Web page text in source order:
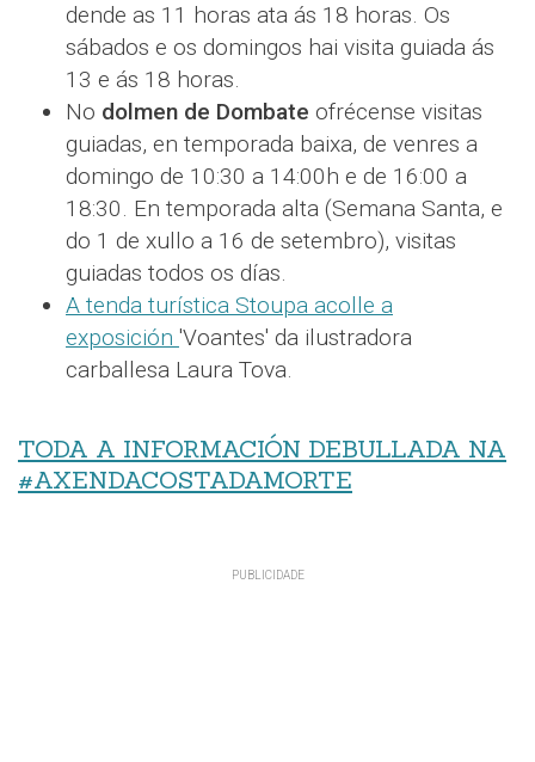
dende as 11 horas ata ás 18 horas. Os
sábados e os domingos hai visita guiada ás
13 e ás 18 horas.
No dolmen de Dombate ofrécense visitas
guiadas, en temporada baixa, de venres a
domingo de 10:30 a 14:00h e de 16:00 a
18:30. En temporada alta (Semana Santa, e
do 1 de xullo a 16 de setembro), visitas
guiadas todos os días.
A tenda turística Stoupa acolle a
exposición 'Voantes' da ilustradora
carballesa Laura Tova.
TODA A INFORMACIÓN DEBULLADA NA
#AXENDACOSTADAMORTE